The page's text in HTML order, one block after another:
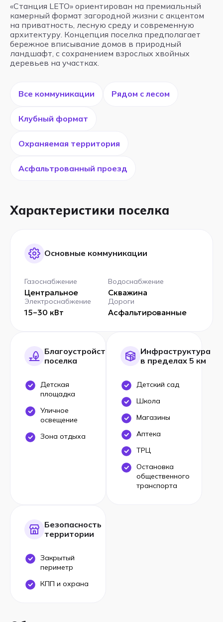
«Станция LETO» ориентирован на премиальный
камерный формат загородной жизни с акцентом
на приватность, лесную среду и современную
архитектуру. Концепция поселка предполагает
бережное вписывание домов в природный
ландшафт, с сохранением взрослых хвойных
деревьев на участках.
Все коммуникации Рядом с лесом
Клубный формат
Охраняемая территория
Асфальтрованный проезд
Характеристики поселка
Основные коммуникации
Газоснабжение
Центральное
Водоснабжение
Скважина
Электроснабжение
15–30 кВт
Дороги
Асфальтированные
Благоустройство
поселка
Детская
площадка
Уличное
освещение
Зона отдыха
Инфраструктура
в пределах 5 км
Детский сад
Школа
Магазины
Аптека
ТРЦ
Остановка
общественного
транспорта
Безопасность
территории
Закрытый
периметр
КПП и охрана